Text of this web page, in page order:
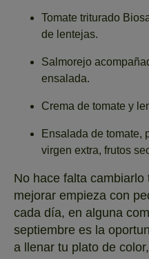
Tomate triturado
de lentejas.
Salmorejo
ensalada.
Crema de tomate y
Ensalada de tomate,
virgen extra, frutos
No hace falta cambiarlo
mejorar empieza con
cada día, en alguna
septiembre es la
a llenar tu plato de